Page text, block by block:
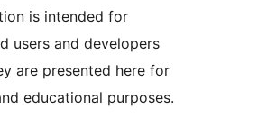
is intended for
users and developers
are presented here for
educational purposes.